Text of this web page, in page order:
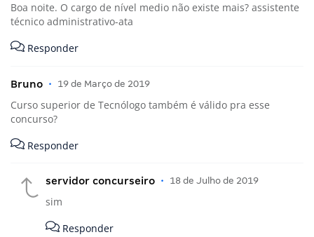
Boa noite. O cargo de nível medio não existe mais? assistente
técnico administrativo-ata
Responder
Bruno • 19 de Março de 2019
Curso superior de Tecnólogo também é válido pra esse
concurso?
Responder
servidor concurseiro • 18 de Julho de 2019
sim
Responder